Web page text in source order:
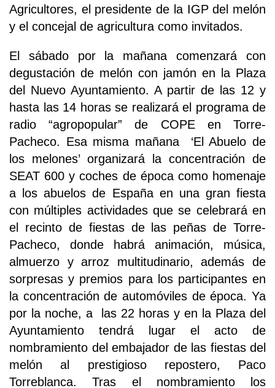
Agricultores, el presidente de la IGP del melón
y el concejal de agricultura como invitados.
El sábado por la mañana comenzará con
degustación de melón con jamón en la Plaza
del Nuevo Ayuntamiento. A partir de las 12 y
hasta las 14 horas se realizará el programa de
radio “agropopular” de COPE en Torre-
Pacheco. Esa misma mañana ‘El Abuelo de
los melones’ organizará la concentración de
SEAT 600 y coches de época como homenaje
a los abuelos de España en una gran fiesta
con múltiples actividades que se celebrará en
el recinto de fiestas de las peñas de Torre-
Pacheco, donde habrá animación, música,
almuerzo y arroz multitudinario, además de
sorpresas y premios para los participantes en
la concentración de automóviles de época. Ya
por la noche, a las 22 horas y en la Plaza del
Ayuntamiento tendrá lugar el acto de
nombramiento del embajador de las fiestas del
melón al prestigioso repostero, Paco
Torreblanca. Tras el nombramiento los